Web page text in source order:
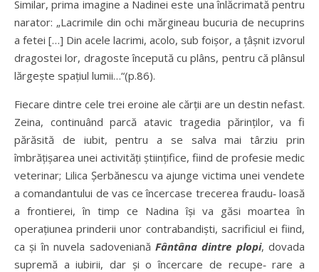
Similar, prima imagine a Nadinei este una înlăcrimată pentru
narator: „Lacrimile din ochi mărgineau bucuria de necuprins
a fetei […] Din acele lacrimi, acolo, sub foișor, a țâșnit izvorul
dragostei lor, dragoste începută cu plâns, pentru că plânsul
lărgește spațiul lumii…“(p.86).
Fiecare dintre cele trei eroine ale cărții are un destin nefast.
Zeina, continuând parcă atavic tragedia părinților, va fi
părăsită de iubit, pentru a se salva mai târziu prin
îmbrățișarea unei activități științifice, fiind de profesie medic
veterinar; Lilica Șerbănescu va ajunge victima unei vendete
a comandantului de vas ce încercase trecerea fraudu‑ loasă
a frontierei, în timp ce Nadina își va găsi moartea în
operațiunea prinderii unor contrabandiști, sacrificiul ei fiind,
ca și în nuvela sadoveniană Fântânadintre plopi, dovada
supremă a iubirii, dar și o încercare de recupe‑ rare a